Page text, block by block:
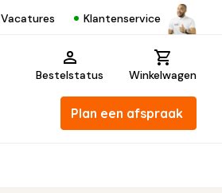
Vacatures Klantenservice
Bestelstatus Winkelwagen
Plan een afspraak